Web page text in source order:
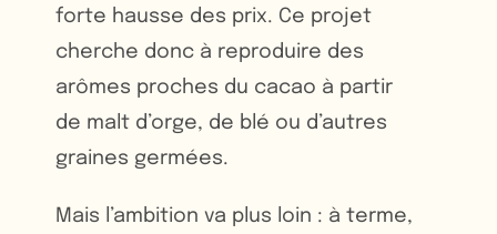
forte hausse des prix. Ce projet
cherche donc à reproduire des
arômes proches du cacao à partir
de malt d’orge, de blé ou d’autres
graines germées.
Mais l’ambition va plus loin : à terme,